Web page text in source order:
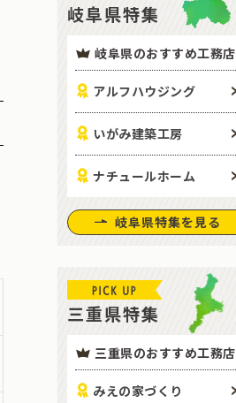
岐阜県特集
岐阜県のおすすめ工務店
アルフハウジング
いがみ建築工房
ナチュールホーム
岐阜県特集を見る
三重県特集
三重県のおすすめ工務店
みえの家づくり